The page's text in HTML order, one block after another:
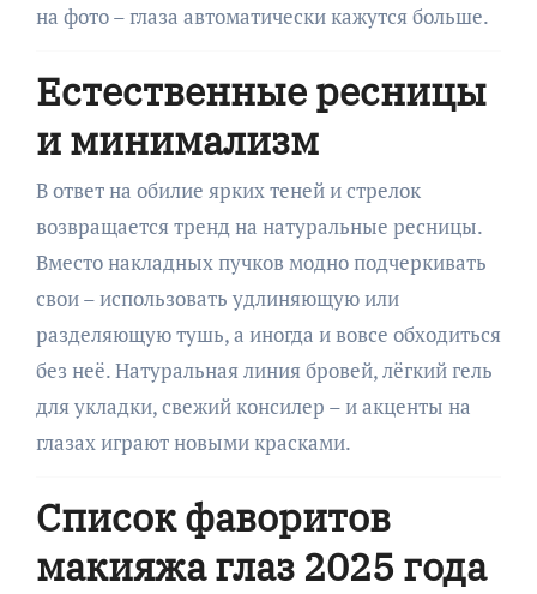
на фото – глаза автоматически кажутся больше.
Естественные ресницы
и минимализм
В ответ на обилие ярких теней и стрелок
возвращается тренд на натуральные ресницы.
Вместо накладных пучков модно подчеркивать
свои – использовать удлиняющую или
разделяющую тушь, а иногда и вовсе обходиться
без неё. Натуральная линия бровей, лёгкий гель
для укладки, свежий консилер – и акценты на
глазах играют новыми красками.
Список фаворитов
макияжа глаз 2025 года